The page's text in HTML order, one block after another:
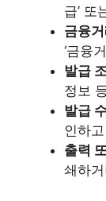
급’ 또
금융
‘금융
발급
정보
발급
인하
출력
쇄하